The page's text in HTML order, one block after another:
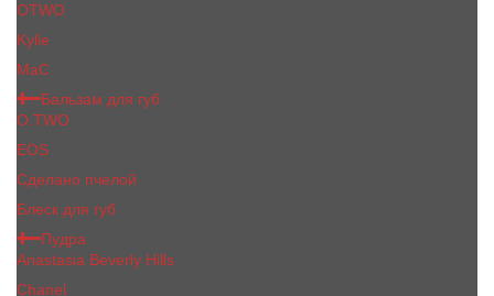
OTWO
Kylie
МаС
Бальзам для губ
O.TWO
EOS
Сделано пчелой
Блеск для губ
Пудра
Anastasia Beverly Hills
Chanel